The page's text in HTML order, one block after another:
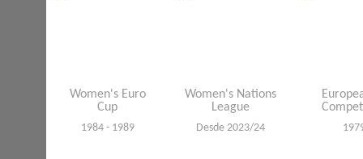
Women's Euro
Cup
1984 - 1989
Women's Nations
League
Desde 2023/24